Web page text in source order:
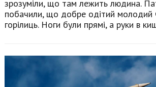
зрозуміли, що там лежить людина.
побачили, що добре одітий молодий
горілиць. Ноги були прямі, а руки в